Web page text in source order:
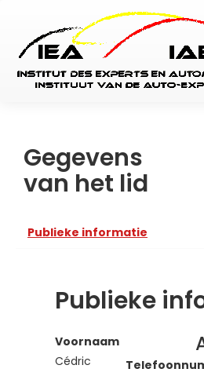
Gegevens
van het lid
Publieke informatie
Publieke
Voornaam
Cédric